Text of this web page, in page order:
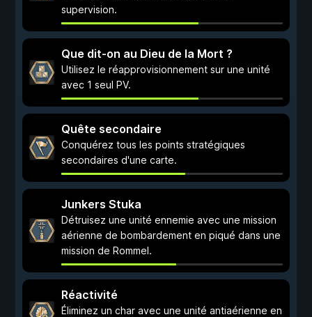
supervision.
Que dit-on au Dieu de la Mort ?
Utilisez le réapprovisionnement sur une unité
avec 1 seul PV.
Quête secondaire
Conquérez tous les points stratégiques
secondaires d'une carte.
Junkers Stuka
Détruisez une unité ennemie avec une mission
aérienne de bombardement en piqué dans une
mission de Rommel.
Réactivité
Éliminez un char avec une unité antiaérienne en